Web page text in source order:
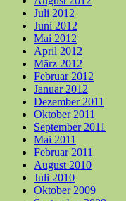
Juli 2012
Juni 2012
Mai 2012
April 2012
März 2012
Februar 2012
Januar 2012
Dezember 2011
Oktober 2011
September 2011
Mai 2011
Februar 2011
August 2010
Juli 2010
Oktober 2009